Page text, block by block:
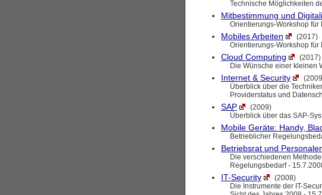
Technische Möglichkeiten
Mitbestimmung und
Orientierungs-Workshop
Mobiles Arbeiten
(2017)
Orientierungs-Workshop für
Cloud Computing
(2017)
Die Wünsche einer kleinen
Internet & Security
Überblick über die
Providerstatus und
SAP
(2009)
Überblick über das SAP-
Mobile Geräte: Handy,
Betrieblicher
Betriebsrat und
Die verschiedenen
Regelungsbedarf -
IT-Security
(2008)
Die Instrumente der IT-